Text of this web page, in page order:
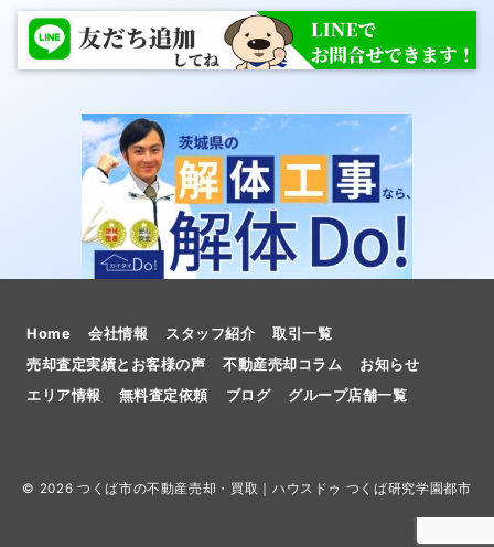
Home 会社情報 スタッフ紹介
取引一覧
売却査定実績とお客様の声
不動産売却コラム
お知らせ
エリア情報
無料査定依頼 ブログ グループ店舗一覧
© 2026 つくば市の不動産売却・買取｜ハウスドゥ つくば研究学園都市